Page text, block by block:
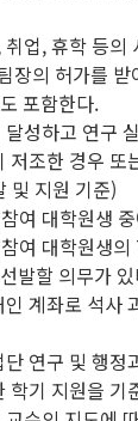
업, 휴학 등의
의 허가를 받
포함한다.
성하고 연구
조한 경우 또
및 지원 기준)
여 대학원생
여 대학원생의
발할 의무가
계좌로 석사
연구 및 행정
기 지원을 기